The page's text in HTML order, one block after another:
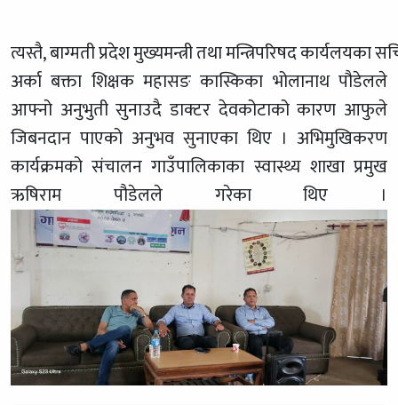
त्यस्तै, बाग्मती प्रदेश मुख्यमन्त्री तथा मन्त्रिपरिषद
अर्का बक्ता शिक्षक महासङ कास्किका भोलानाथ पौडेलले
आफ्नो अनुभुती सुनाउदै डाक्टर देवकोटाको कारण आफुले
जिबनदान पाएको अनुभव सुनाएका थिए । अभिमुखिकरण
कार्यक्रमको संचालन गाउँपालिकाका स्वास्थ्य शाखा प्रमुख
ऋषिराम पौडेलले गरेका थिए ।